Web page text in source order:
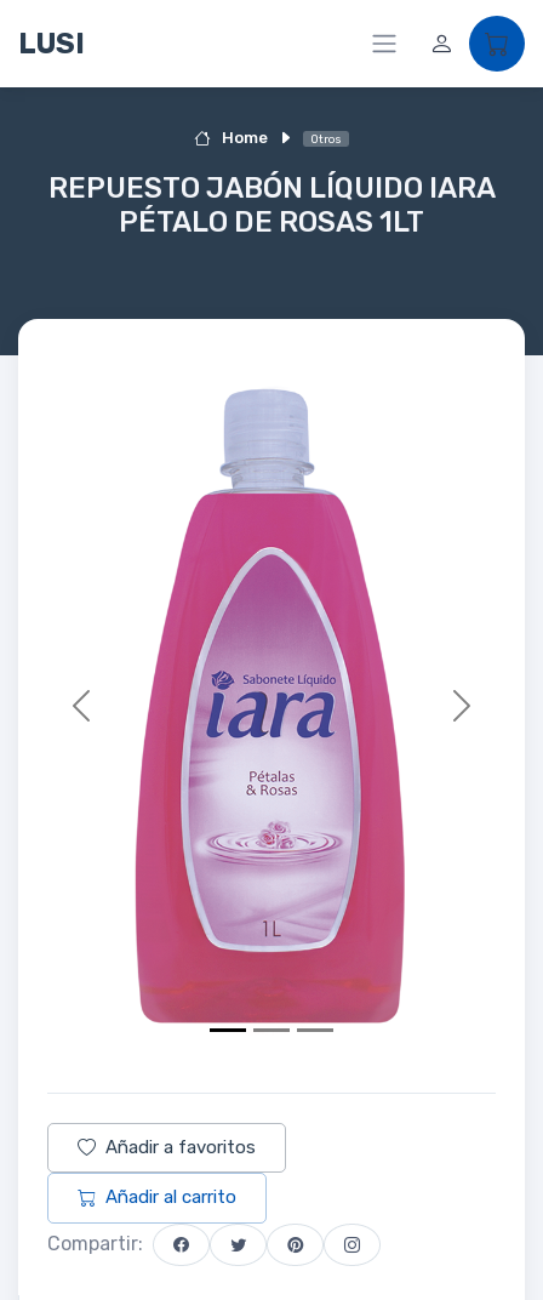
LUSI
Home Otros
REPUESTO JABÓN LÍQUIDO IARA
PÉTALO DE ROSAS 1LT
Previous Next
Añadir a favoritos
Añadir al carrito
Compartir: